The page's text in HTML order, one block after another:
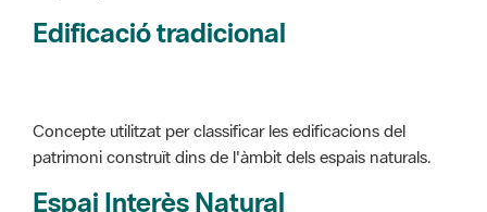
Edificació tradicional
Concepte utilitzat per classificar les edificacions del
patrimoni construït dins de l'àmbit dels espais naturals.
Espai Interès Natural